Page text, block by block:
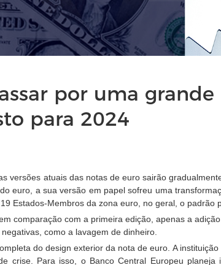
por uma
para 2024
atuais das notas de euro sairão
euro, a sua versão em papel sofreu uma
Estados-Membros da zona euro, no geral, o padrão
comparação com a primeira edição, apenas a
como a lavagem de dinheiro.
do design exterior da nota de euro. A
crise. Para isso, o Banco Central Europeu